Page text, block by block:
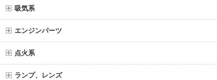
吸気系
エンジンパーツ
点火系
ランプ、レンズ